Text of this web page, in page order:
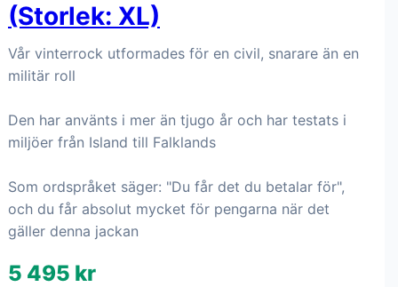
(Storlek: XL)
Vår vinterrock utformades för en civil, snarare än en
militär roll
Den har använts i mer än tjugo år och har testats i
miljöer från Island till Falklands
Som ordspråket säger: "Du får det du betalar för",
och du får absolut mycket för pengarna när det
gäller denna jackan
5 495 kr